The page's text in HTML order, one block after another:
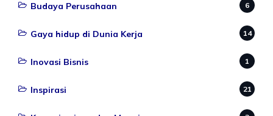
Budaya Perusahaan 6
Gaya hidup di Dunia Kerja 14
Inovasi Bisnis 1
Inspirasi 21